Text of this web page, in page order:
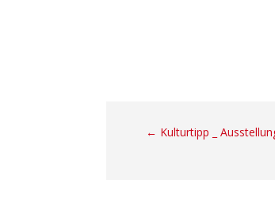
← Kulturtipp _